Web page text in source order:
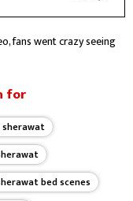
fans went crazy seeing
for
bed scenes